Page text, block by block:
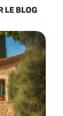
LE BLOG